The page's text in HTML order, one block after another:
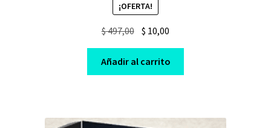
¡OFERTA!
$497,00 Original
was:
$ 497,00.
$ 10,00
is:
$ 10,00.
Añadir al carrito